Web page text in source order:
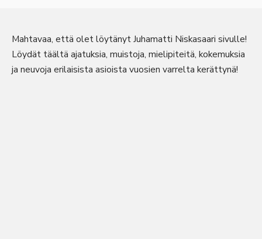
Mahtavaa, että olet löytänyt Juhamatti Niskasaari sivulle!
Löydät täältä ajatuksia, muistoja, mielipiteitä, kokemuksia
ja neuvoja erilaisista asioista vuosien varrelta kerättynä!